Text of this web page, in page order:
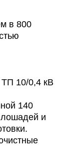
в 800
ТП 10/0,4 кВ
140
и